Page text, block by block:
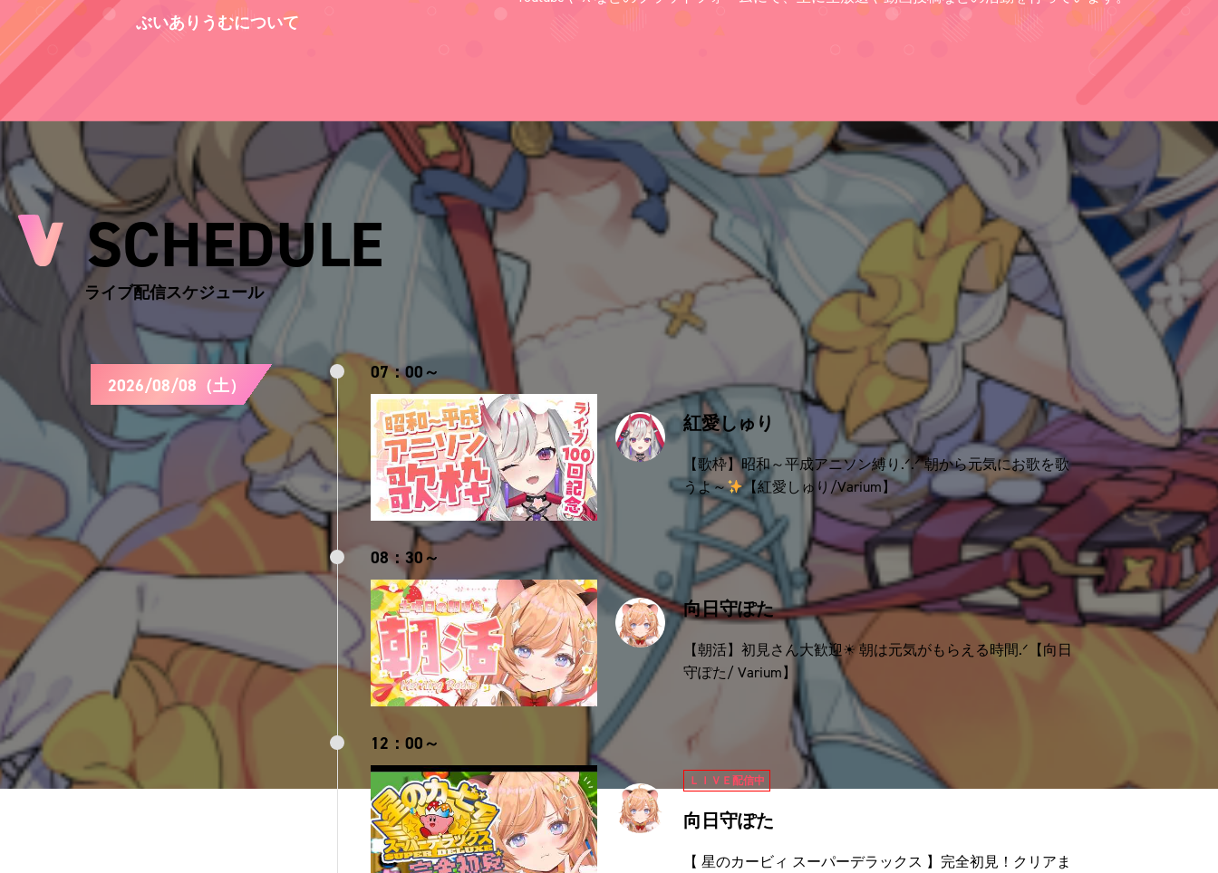
ぶいありうむについて
SCHEDULE
ライブ配信スケジュール
2026/08/08（土）
07：00～
紅愛しゅり
【歌枠】昭和～平成アニソン縛り.ᐟ.ᐟ 朝から元気にお歌を歌
うよ～
【紅愛しゅり/Varium】
08：30～
向日守ぽた
【朝活】初見さん大歓迎☀ 朝は元気がもらえる時間.ᐟ【向日
守ぽた/ Varium】
12：00～
ＬＩＶＥ配信中
向日守ぽた
【 星のカービィ スーパーデラックス 】完全初見！クリアま